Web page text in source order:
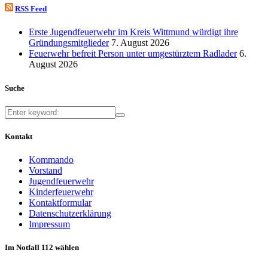
RSS Feed
Erste Jugendfeuerwehr im Kreis Wittmund würdigt ihre
Gründungsmitglieder 7. August 2026
Feuerwehr befreit Person unter umgestürztem Radlader 6.
August 2026
Suche
Kontakt
Kommando
Vorstand
Jugendfeuerwehr
Kinderfeuerwehr
Kontaktformular
Datenschutzerklärung
Impressum
Im Notfall 112 wählen